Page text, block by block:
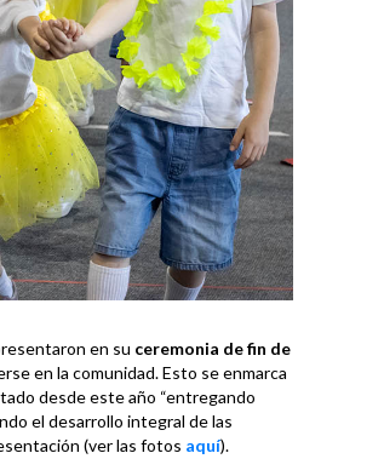
en su ceremonia de fin de
en la comunidad. Esto se enmarca
desde este año “entregando
el desarrollo integral de las
(ver las fotos aquí).